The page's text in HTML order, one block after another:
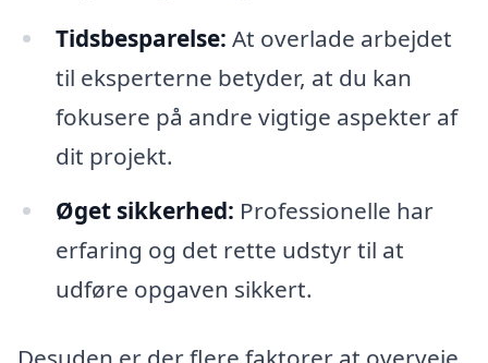
Tidsbesparelse: At overlade arbejdet
til eksperterne betyder, at du kan
fokusere på andre vigtige aspekter af
dit projekt.
Øget sikkerhed: Professionelle har
erfaring og det rette udstyr til at
udføre opgaven sikkert.